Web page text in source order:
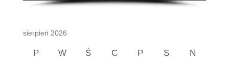
sierpień 2026
P W Ś C P S N